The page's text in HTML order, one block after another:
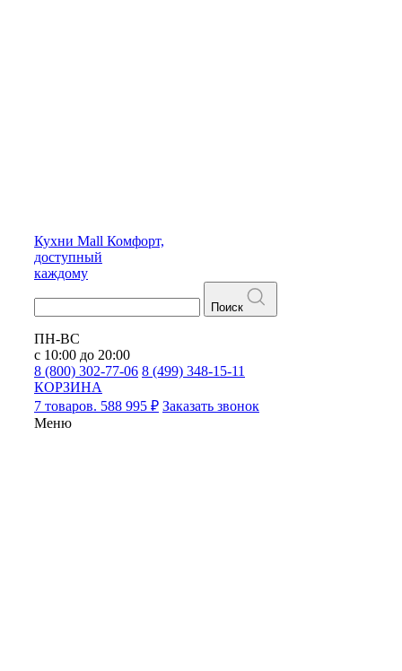
Кухни Mall Комфорт,
доступный
каждому
Поиск
ПН-ВС
с 10:00 до 20:00
8 (800) 302-77-06 8 (499) 348-15-11
КОРЗИНА
7 товаров. 588 995 ₽ Заказать звонок
Меню